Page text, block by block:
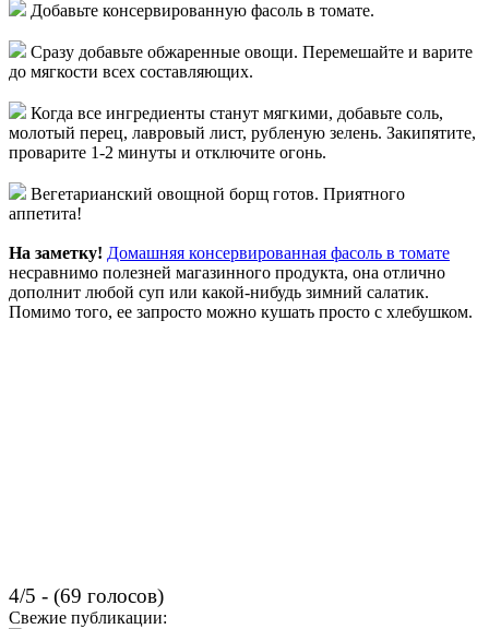
Добавьте консервированную фасоль в томате.
Сразу добавьте обжаренные овощи. Перемешайте и варите
до мягкости всех составляющих.
Когда все ингредиенты станут мягкими, добавьте соль,
молотый перец, лавровый лист, рубленую зелень. Закипятите,
проварите 1-2 минуты и отключите огонь.
Вегетарианский овощной борщ готов. Приятного
аппетита!
На заметку! Домашняя консервированная фасоль в томате
несравнимо полезней магазинного продукта, она отлично
дополнит любой суп или какой-нибудь зимний салатик.
Помимо того, ее запросто можно кушать просто с хлебушком.
4/5 - (69 голосов)
Свежие публикации: